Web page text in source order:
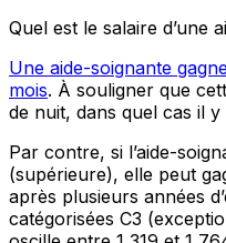
Quel est le salaire d’une
Une aide-soignante
mois. À souligner que
de nuit, dans quel cas il
Par contre, si l’aide-
(supérieure), elle peut
après plusieurs années
catégorisées C3